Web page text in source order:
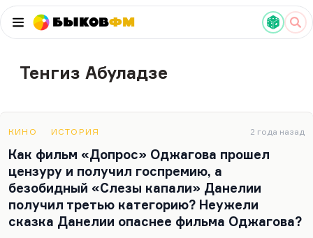
БыковФМ
Тенгиз Абуладзе
КИНО ИСТОРИЯ 2 года назад
Как фильм «Допрос» Оджагова прошел
цензуру и получил госпремию, а
безобидный «Слезы капали» Данелии
получил третью категорию? Неужели
сказка Данелии опаснее фильма Оджагова?